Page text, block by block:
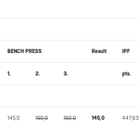
BENCH PRESS Result IPF
1. 2. 3. pts.
145,0 150,0 150,0 145,0 447,63